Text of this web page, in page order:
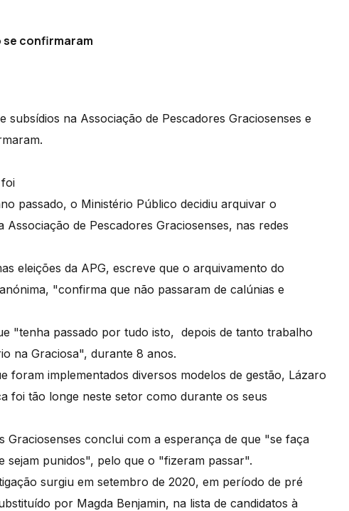
se confirmaram
subsídios na Associação de Pescadores Graciosenses e
passado, o Ministério Público decidiu arquivar o
de Pescadores Graciosenses, nas redes
eleições da APG, escreve que o arquivamento do
"confirma que não passaram de calúnias e
"tenha passado por tudo isto, depois de tanto trabalho
na Graciosa", durante 8 anos.
foram implementados diversos modelos de gestão, Lázaro
foi tão longe neste setor como durante os seus
Graciosenses conclui com a esperança de que "se faça
sejam punidos", pelo que o "fizeram passar".
surgiu em setembro de 2020, em período de pré
por Magda Benjamin, na lista de candidatos à